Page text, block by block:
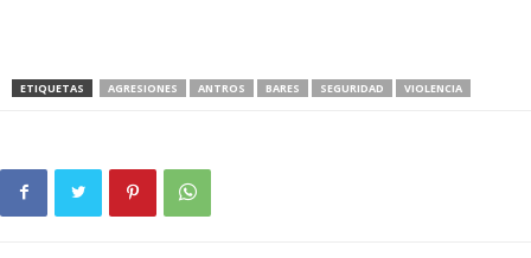
ETIQUETAS AGRESIONES ANTROS BARES SEGURIDAD VIOLENCIA